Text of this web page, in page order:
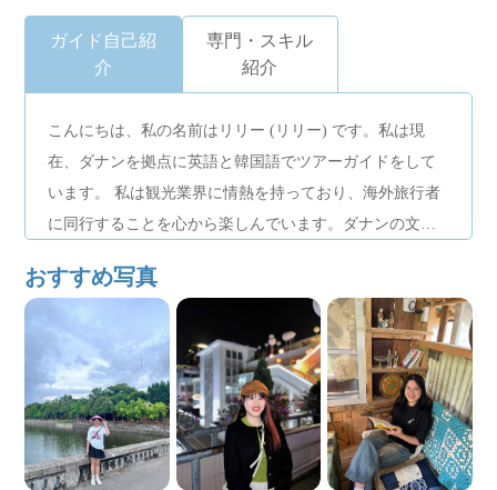
ガイド自己紹
介
専門・スキル
紹介
こんにちは、私の名前はリリー (リリー) です。私は現
在、ダナンを拠点に英語と韓国語でツアーガイドをして
います。 私は観光業界に情熱を持っており、海外旅行者
に同行することを心から楽しんでいます。ダナンの文
すく紹介し、楽しく思い出に残る旅行体験を提供できる
おすすめ写真